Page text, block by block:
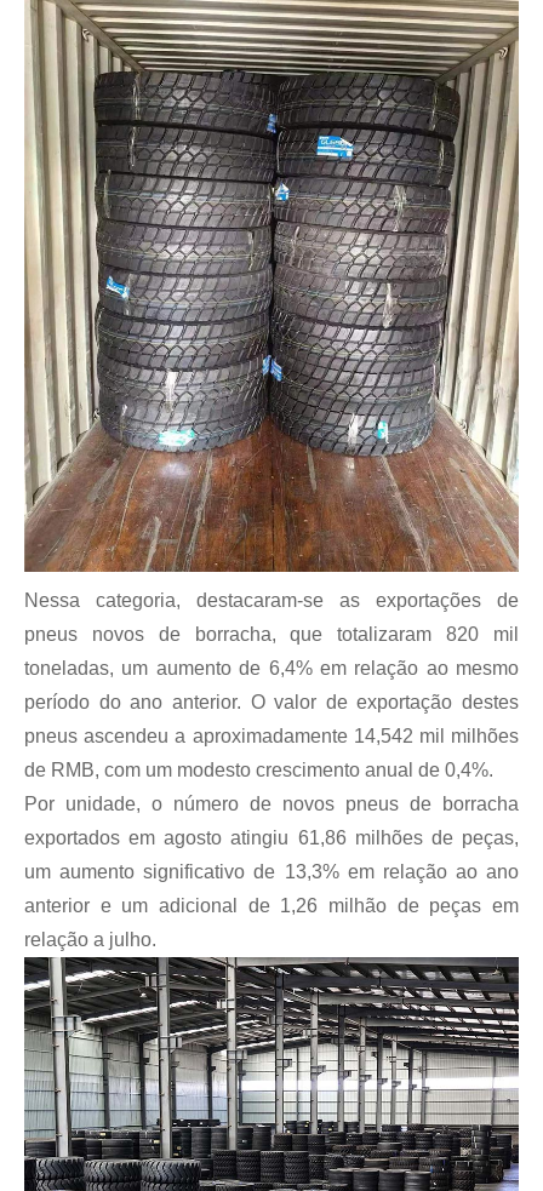
Nessa categoria, destacaram-se as exportações de
pneus novos de borracha, que totalizaram 820 mil
toneladas, um aumento de 6,4% em relação ao mesmo
período do ano anterior. O valor de exportação destes
pneus ascendeu a aproximadamente 14,542 mil milhões
de RMB, com um modesto crescimento anual de 0,4%.
Por unidade, o número de novos pneus de borracha
exportados em agosto atingiu 61,86 milhões de peças,
um aumento significativo de 13,3% em relação ao ano
anterior e um adicional de 1,26 milhão de peças em
relação a julho.